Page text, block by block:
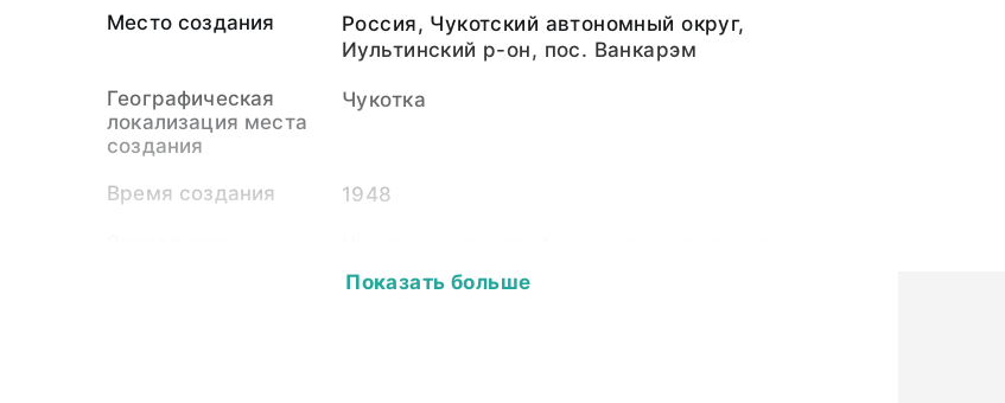
Место создания
Россия, Чукотский автономный округ,
Иультинский р-он, пос. Ванкарэм
Географическая
локализация места
создания
Чукотка
Время создания 1948
Института этнографии Академии наук
СССР (1948-1951)
Показать больше